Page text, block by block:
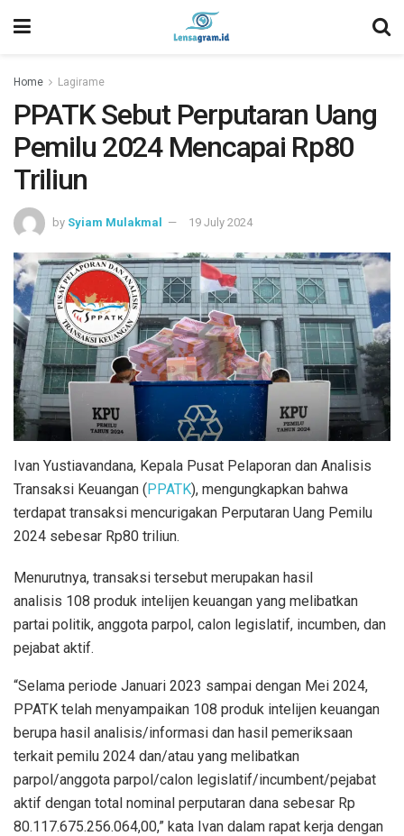
Home Lagirame
PPATK Sebut Perputaran Uang
Pemilu 2024 Mencapai Rp80
Triliun
by Syiam Mulakmal 19 July 2024
Ivan Yustiavandana, Kepala Pusat Pelaporan dan Analisis
Transaksi Keuangan (PPATK), mengungkapkan bahwa
terdapat transaksi mencurigakan Perputaran Uang Pemilu
2024 sebesar Rp80 triliun.
Menurutnya, transaksi tersebut merupakan hasil
analisis 108 produk intelijen keuangan yang melibatkan
partai politik, anggota parpol, calon legislatif, incumben, dan
pejabat aktif.
“Selama periode Januari 2023 sampai dengan Mei 2024,
PPATK telah menyampaikan 108 produk intelijen keuangan
berupa hasil analisis/informasi dan hasil pemeriksaan
terkait pemilu 2024 dan/atau yang melibatkan
parpol/anggota parpol/calon legislatif/incumbent/pejabat
aktif dengan total nominal perputaran dana sebesar Rp
80.117.675.256.064,00,” kata Ivan dalam rapat kerja dengan